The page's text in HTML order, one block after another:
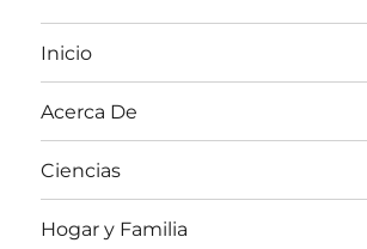
Inicio
Acerca De
Ciencias
Hogar y Familia